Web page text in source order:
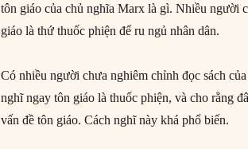
tôn giáo của chủ nghĩa Marx là gì. Nhiều người
giáo là thứ thuốc phiện để ru ngủ nhân dân.
Có nhiều người chưa nghiêm chỉnh đọc sách
nghĩ ngay tôn giáo là thuốc phiện, và cho rằng
vấn đề tôn giáo. Cách nghĩ này khá phổ biến.